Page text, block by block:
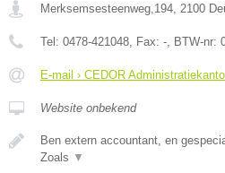
Merksemsesteenweg,194 2100
Tel: 0478-421048 , Fax: - , BTW-nr:
E-mail › CEDOR
Website onbekend
Ben extern accountant, en
Zoals ▼